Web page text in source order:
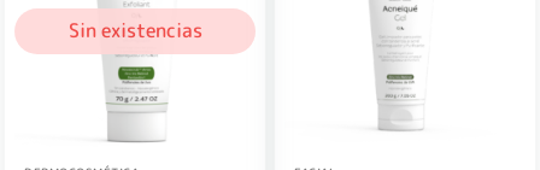
Sin existencias